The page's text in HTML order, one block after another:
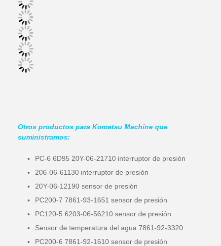
Otros productos para Komatsu Machine que
suministramos:
PC-6 6D95 20Y-06-21710 interruptor de presión
206-06-61130 interruptor de presión
20Y-06-12190 sensor de presión
PC200-7 7861-93-1651 sensor de presión
PC120-5 6203-06-56210 sensor de presión
Sensor de temperatura del agua 7861-92-3320
PC200-6 7861-92-1610 sensor de presión